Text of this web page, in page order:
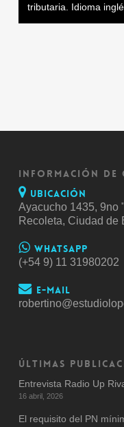
tributaria. Idioma
INFORMACIÓN DE
Ubicación
Ayacucho 1435, 9no
Recoleta, Ciudad de
Whatsapp
(+54 9) 11 31980202
E-mail
ÚLTIMAS
Entrevista Radio Up
16 abril, 2026
El requisito del PN